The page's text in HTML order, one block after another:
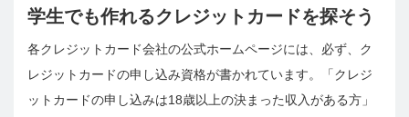
学生でも作れるクレジットカードを探そう
各クレジットカード会社の公式ホームページには、必ず、ク
レジットカードの申し込み資格が書かれています。「クレジ
ットカードの申し込みは18歳以上の決まった収入がある方」